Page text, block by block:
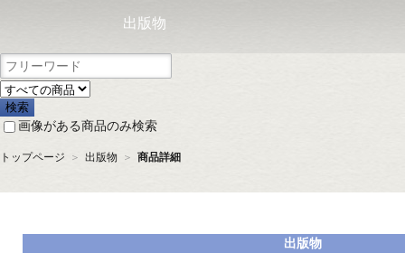
出版物
画像がある商品のみ検索
トップページ ＞ 出版物 ＞ 商品詳細
出版物